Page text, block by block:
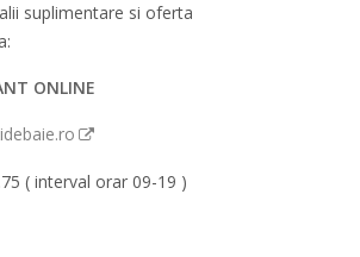
suplimentare si oferta
ONLINE
( interval orar 09-19 )